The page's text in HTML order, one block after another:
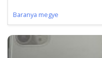
Baranya megye